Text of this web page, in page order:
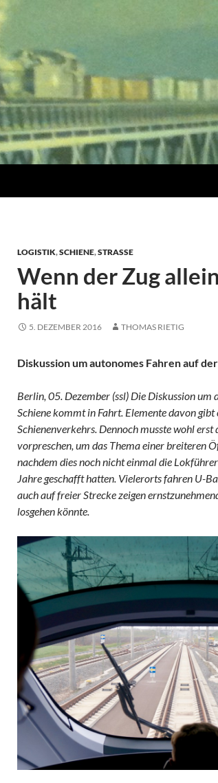
LOGISTIK,SCHIENE,STRASSE
Wenn der Zug
hält
5. DEZEMBER 2016 THOMAS RIETIG
Diskussion um autonomes Fahren auf
Berlin, 05. Dezember (ssl) Die Diskussion um
Schiene kommt in Fahrt. Elemente davon gibt
Schienenverkehrs. Dennoch musste wohl
vorpreschen, um das Thema einer breiteren
nachdem dies noch nicht einmal die
Jahre geschafft hatten. Vielerorts fahren U-
auch auf freier Strecke zeigen
losgehen könnte.